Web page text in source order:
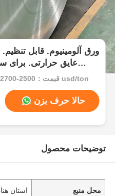
عایق حرارتی. برای
قیمت：2500-2700 usd/ton
حالا حرف بزن
توضیحات محصول
محل منبع استان